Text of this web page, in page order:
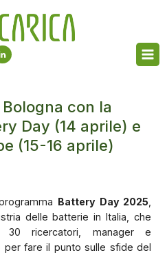
con la
Day (14 aprile) e
(15-16 aprile)
Battery Day 2025
delle batterie in Italia, che
ricercatori, manager e
fare il punto sulle sfide del